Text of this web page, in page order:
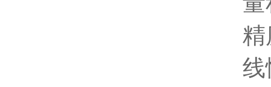
精
线